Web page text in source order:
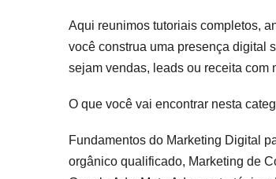
Aqui reunimos tutoriais completos,
você construa uma presença digital
sejam vendas, leads ou receita com
O que você vai encontrar nesta
Fundamentos do Marketing Digital
orgânico qualificado, Marketing de